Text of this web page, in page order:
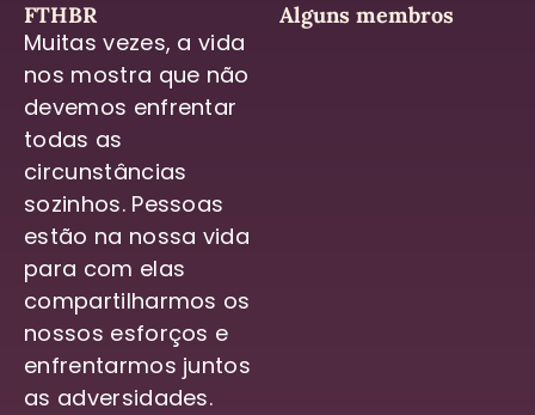
FTHBR
Muitas vezes, a vida
nos mostra que não
devemos enfrentar
todas as
circunstâncias
sozinhos. Pessoas
estão na nossa vida
para com elas
compartilharmos os
nossos esforços e
enfrentarmos juntos
as adversidades.
Alguns membros